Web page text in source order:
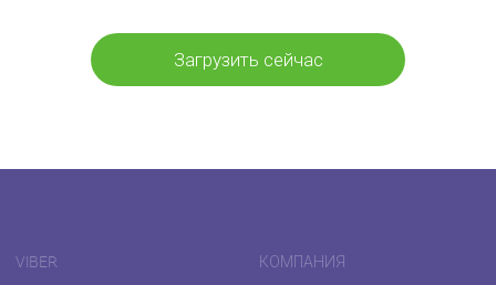
Загрузить сейчас
VIBER КОМПАНИЯ